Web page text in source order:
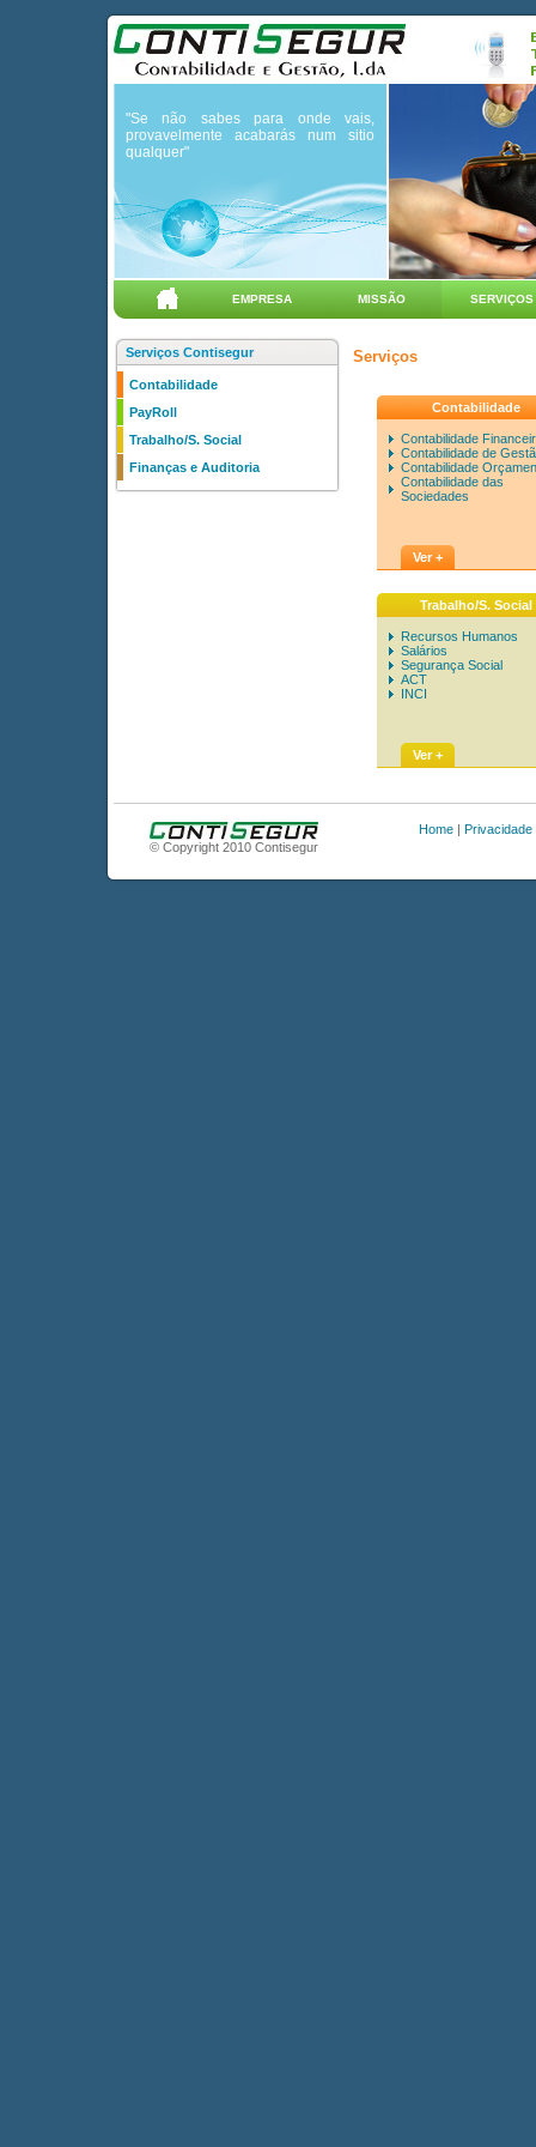
"Se não sabes para onde vais,
provavelmente acabarás num sitio
qualquer"
EMPRESA MISSÃO SERVIÇOS
Serviços Contisegur
Contabilidade
PayRoll
Trabalho/S. Social
Finanças e Auditoria
Serviços
Contabilidade
Contabilidade
Contabilidade de
Contabilidade
Contabilidade das
Sociedades
Ver +
Trabalho/S. Social
Recursos Humanos
Salários
Segurança Social
ACT
INCI
Ver +
© Copyright 2010 Contisegur
Home| Privacidade